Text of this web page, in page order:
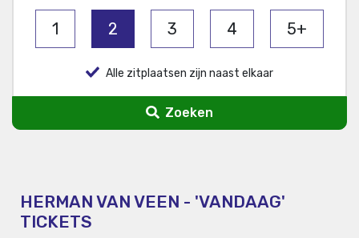
1 2 3 4 5+
Alle zitplaatsen zijn naast elkaar
Zoeken
HERMAN VAN VEEN - 'VANDAAG'
TICKETS